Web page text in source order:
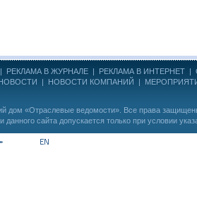
| РЕКЛАМА В ЖУРНАЛЕ | РЕКЛАМА В ИНТЕРНЕТ |
| НОВОСТИ КОМПАНИЙ |
дом «Отраслевые ведомости» . Все права
сайта допускается только при условии